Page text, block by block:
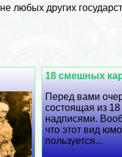
любых других
18 смешных
Перед вами
состоящая из
надписями.
что этот вид
пользуется...